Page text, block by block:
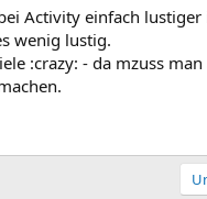
Activity einfach
wenig lustig.
:crazy: - da mzuss